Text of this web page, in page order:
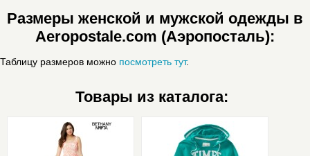
Размеры женской и мужской одежды в
Aeropostale.com (Аэропосталь):
Таблицу размеров можно посмотреть тут.
Товары из каталога: